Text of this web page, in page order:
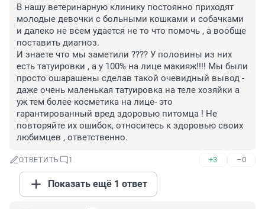
В нашу ветеринарную клинику постоянно приходят
молодые девочки с больными кошками и собачками
и далеко не всем удается не то что помочь , а вообще
поставить диагноз.
И знаете что мы заметили ???? У половины из них
есть татуировки , а у 100% на лице макияж!!!! Мы были
просто ошарашены сделав такой очевидный вывод -
даже очень маленькая татуировка на теле хозяйки а
уж тем более косметика на лице- это
гарантированный вред здоровью питомца ! Не
повторяйте их ошибок, относитесь к здоровью своих
любимцев , ответственно.
ОТВЕТИТЬ 1 +3 –0
Показать ещё 1 ответ